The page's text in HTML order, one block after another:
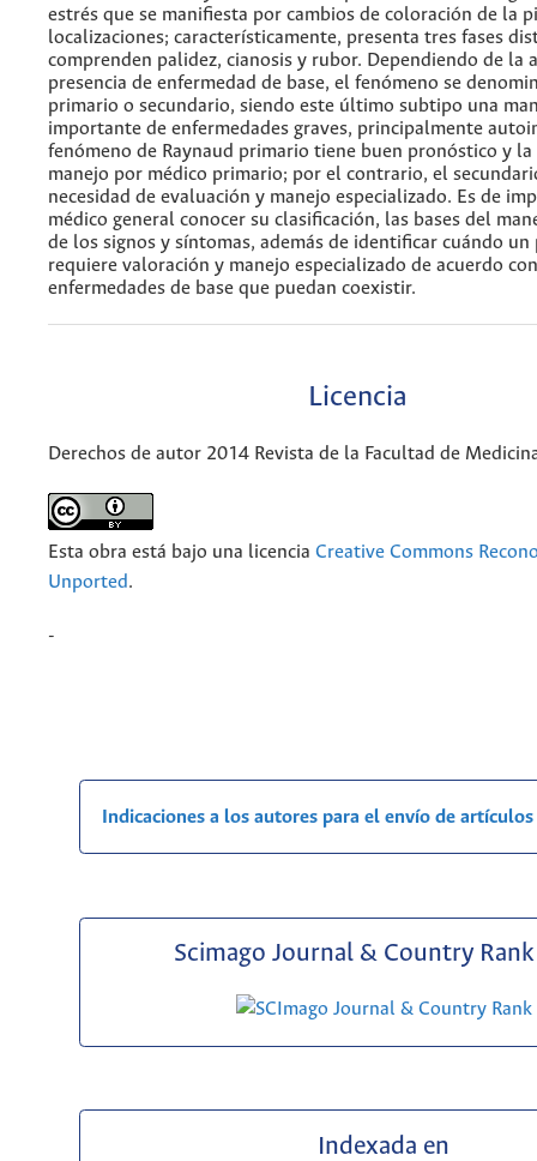
estrés que se manifiesta por cambios de coloración de la
localizaciones; característicamente, presenta tres fases
comprenden palidez, cianosis y rubor. Dependiendo de la
presencia de enfermedad de base, el fenómeno se
primario o secundario, siendo este último subtipo una
importante de enfermedades graves, principalmente
fenómeno de Raynaud primario tiene buen pronóstico y
manejo por médico primario; por el contrario, el
necesidad de evaluación y manejo especializado. Es de
médico general conocer su clasificación, las bases del
de los signos y síntomas, además de identificar cuándo un
requiere valoración y manejo especializado de acuerdo
enfermedades de base que puedan coexistir.
Licencia
Derechos de autor 2014 Revista de la Facultad de
Esta obra está bajo una licencia Creative Commons
Unported.
-
Indicaciones a los autores para el envío de artículos
Scimago Journal & Country Rank
Indexada en